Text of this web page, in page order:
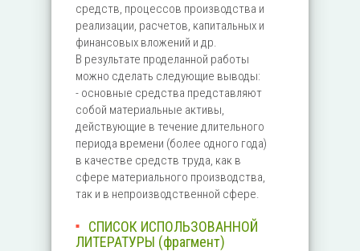
средств, процессов производства и
реализации, расчетов, капитальных и
финансовых вложений и др.
В результате проделанной работы
можно сделать следующие выводы:
- основные средства представляют
собой материальные активы,
действующие в течение длительного
периода времени (более одного года)
в качестве средств труда, как в
сфере материального производства,
так и в непроизводственной сфере.
СПИСОК ИСПОЛЬЗОВАННОЙ
ЛИТЕРАТУРЫ (фрагмент)